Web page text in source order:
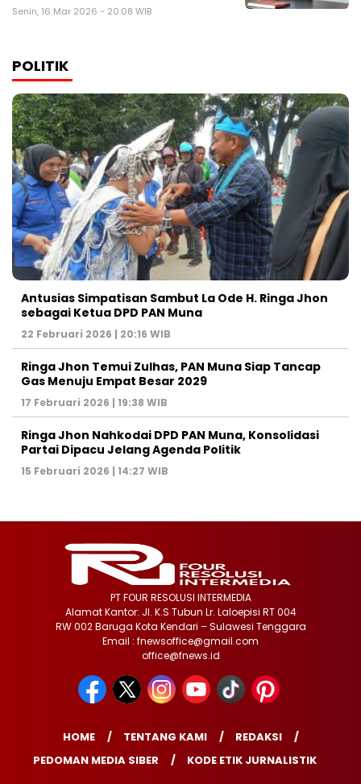
Senin, 16 Mar 2026 - 20:08 WIB
POLITIK
Antusias Simpatisan Sambut La Ode H. Ringa Jhon
sebagai Ketua DPD PAN Muna
22 Februari 2026 | 20:16 WIB
Ringa Jhon Temui Zulhas, PAN Muna Siap Tancap
Gas Menuju Empat Besar 2029
17 Februari 2026 | 19:38 WIB
Ringa Jhon Nahkodai DPD PAN Muna, Konsolidasi
Partai Dipacu Jelang Agenda Politik
15 Februari 2026 | 14:27 WIB
PT FOUR RESOLUSI INTERMEDIA
Alamat Kantor: Jl. K.S Tubun Lr. Laloepisi RT 004
RW 002 Baruga Kota Kendari – Sulawesi Tenggara
Email : fnewsoffice@gmail.com
office@fnews.id
HOME TENTANG KAMI
REDAKSI
PEDOMAN MEDIA SIBER
KODE ETIK JURNALISTIK